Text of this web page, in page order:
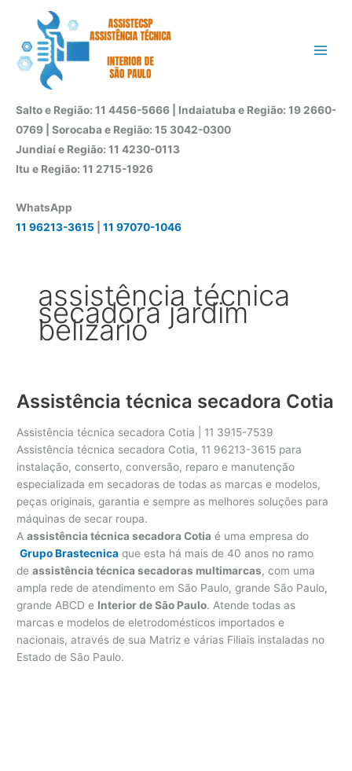
conteúdo
Salto e Região: 11 4456-5666 | Indaiatuba e Região: 19 2660-
0769 | Sorocaba e Região: 15 3042-0300
Jundiaí e Região: 11 4230-0113
Itu e Região: 11 2715-1926
WhatsApp
11 96213-3615
11 97070-1046
assistência técnica
secadora jardim
belizario
Assistência técnica secadora Cotia
Assistência técnica secadora Cotia | 11 3915-7539
Assistência técnica secadora Cotia, 11 96213-3615 para
instalação, conserto, conversão, reparo e manutenção
especializada em secadoras de todas as marcas e modelos,
peças originais, garantia e sempre as melhores soluções para
máquinas de secar roupa.
Aassistência técnica secadora Cotia é uma empresa do
Grupo Brastecnica que esta há mais de 40 anos no ramo
deassistência técnica secadoras multimarcas, com uma
ampla rede de atendimento em São Paulo, grande São Paulo,
grande ABCD e Interior de São Paulo. Atende todas as
marcas e modelos de eletrodomésticos importados e
nacionais, através de sua Matriz e várias Filiais instaladas no
Estado de São Paulo.